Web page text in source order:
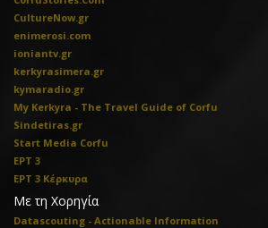
CultureNow.gr
enimerosi.com
ioniantv.gr
kerkyrasimera.gr
kymaradio.gr
My Kerkyra - The Travel Guide of Corfu
Sindetiras.gr
Start Media Corfu
ΕΡΤ 3
ΕΡΤ 3 Κέρκυρα
Με τη Χορηγία
Datascouting - Actionable Information